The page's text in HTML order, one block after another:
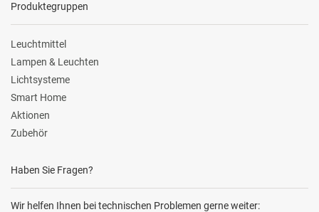
Produktegruppen
Leuchtmittel
Lampen & Leuchten
Lichtsysteme
Smart Home
Aktionen
Zubehör
Haben Sie Fragen?
Wir helfen Ihnen bei technischen Problemen gerne weiter: